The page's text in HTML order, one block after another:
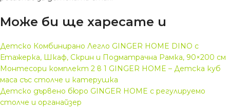
Може би ще харесате и
Детско Комбинирано Легло GINGER HOME DINO с
Етажерка, Шкаф, Скрин и Подматрачна Рамка, 90×200 см
Монтесори комплект 2 в 1 GINGER HOME – Детска куб
маса със столче и катерушка
Детско дървено бюро GINGER HOME с регулируемо
столче и органайзер